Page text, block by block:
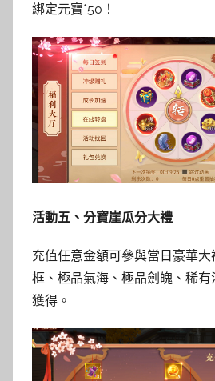
綁定元寶*50！
活動五、分寶崖瓜分大禮
充值任意金額可參與當日豪華
框、極品氣海、極品劍魄、稀
獲得。